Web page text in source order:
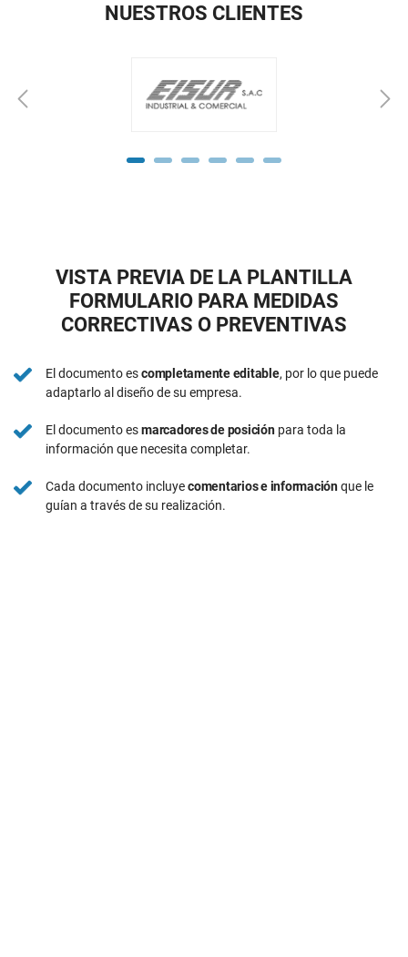
NUESTROS CLIENTES
VISTA PREVIA DE LA PLANTILLA
FORMULARIO PARA MEDIDAS
CORRECTIVAS O PREVENTIVAS
El documento escompletamente editable, por lo que puede
adaptarlo al diseño de su empresa.
El documento esmarcadores de posiciónpara toda la
información que necesita completar.
Cada documento incluyecomentarios e informaciónque le
guían a través de su realización.